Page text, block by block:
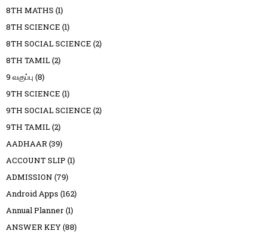
8TH MATHS (1)
8TH SCIENCE (1)
8TH SOCIAL SCIENCE (2)
8TH TAMIL(2)
9 வகுப்பு (8)
9TH SCIENCE (1)
9TH SOCIAL SCIENCE (2)
9TH TAMIL(2)
AADHAAR(39)
ACCOUNT SLIP (1)
ADMISSION (79)
Android Apps (162)
Annual Planner(1)
ANSWER KEY(88)